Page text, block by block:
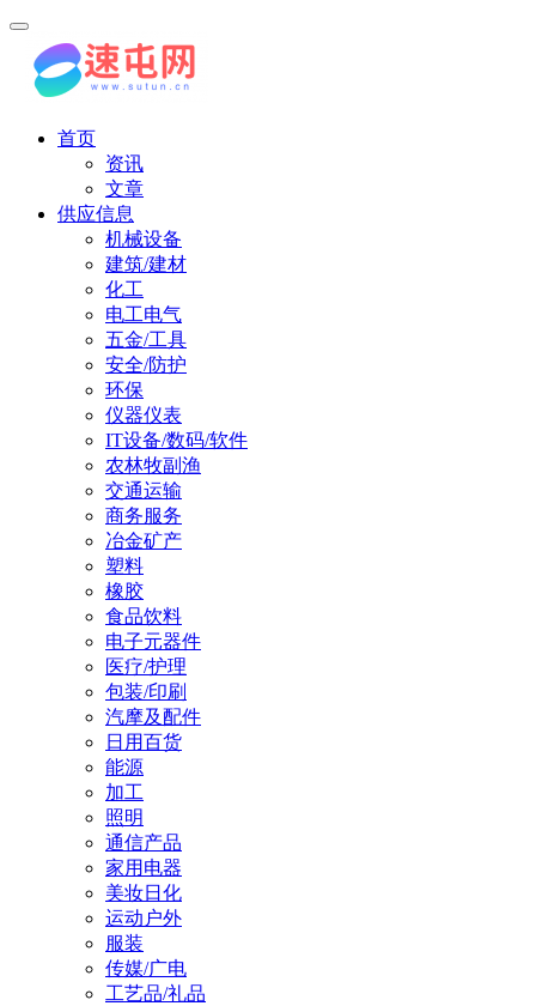
首页
资讯
文章
供应信息
机械设备
建筑/建材
化工
电工电气
五金/工具
安全/防护
环保
仪器仪表
IT设备/数码/软件
农林牧副渔
交通运输
商务服务
冶金矿产
塑料
橡胶
食品饮料
电子元器件
医疗/护理
包装/印刷
汽摩及配件
日用百货
能源
加工
照明
通信产品
家用电器
美妆日化
运动户外
服装
传媒/广电
工艺品/礼品